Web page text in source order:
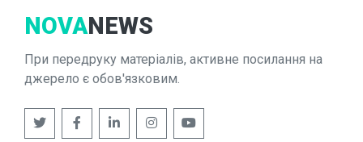
NOVANEWS
При передруку матеріалів, активне посилання на
джерело є обов'язковим.